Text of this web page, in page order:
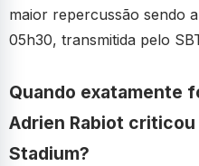
maior repercussão sendo
05h30, transmitida pelo
Quando exatamente
Adrien Rabiot
Stadium?